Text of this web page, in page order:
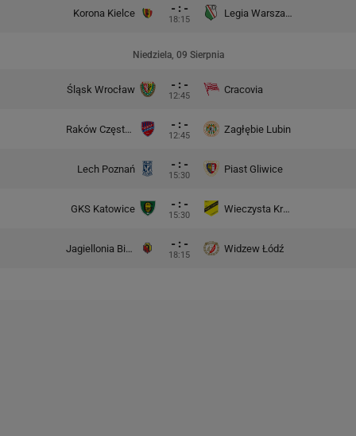
Korona Kielce - : -
18:15
Legia Warszawa
Niedziela, 09 Sierpnia
Śląsk Wrocław - : -
12:45
Cracovia
Raków Częstochowa - : -
12:45
Zagłębie Lubin
Lech Poznań - : -
15:30
Piast Gliwice
GKS Katowice - : -
15:30
Wieczysta Kraków
Jagiellonia Białystok - : -
18:15
Widzew Łódź